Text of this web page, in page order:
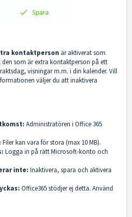
kontaktperson är aktiverat som
som är extra kontaktperson på ett
visningar m.m. i din kalender. Vill
väljer du att inaktivera
Administratören i Office 365
Filer kan vara för stora (max 10 MB).
Logga in på rätt Microsoft-konto och
inte: Inaktivera, spara och aktivera
Office365 stödjer ej detta. Använd